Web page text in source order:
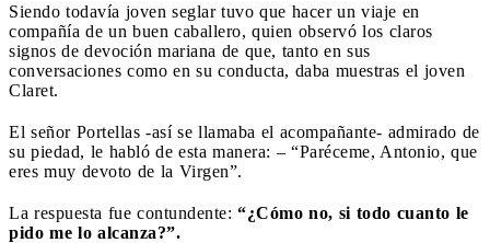
Siendo todavía joven seglar tuvo que hacer un viaje en
compañía de un buen caballero, quien observó los claros
signos de devoción mariana de que, tanto en sus
conversaciones como en su conducta, daba muestras el joven
Claret.
El señor Portellas -así se llamaba el acompañante- admirado de
su piedad, le habló de esta manera: – “Paréceme, Antonio, que
eres muy devoto de la Virgen”.
La respuesta fue contundente: “¿Cómo no, si todo cuanto le
pido me lo alcanza?”.